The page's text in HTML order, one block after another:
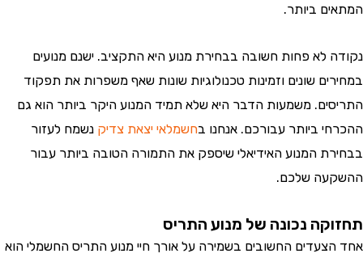
ביותר.
לא פחות חשובה בבחירת מנוע היא התקציב. ישנם מנועים
שונים וזמינות טכנולוגיות שונות שאף משפרות את תפקוד
משמעות הדבר היא שלא תמיד המנוע היקר ביותר הוא גם
ביותר עבורכם. אנחנו בחשמלאי יצאת צדיק נשמח לעזור
המנוע האידיאלי שיספק את התמורה הטובה ביותר עבור
שלכם.
נכונה של מנוע התריס
החשובים בשמירה על אורך חיי מנוע התריס החשמלי הוא